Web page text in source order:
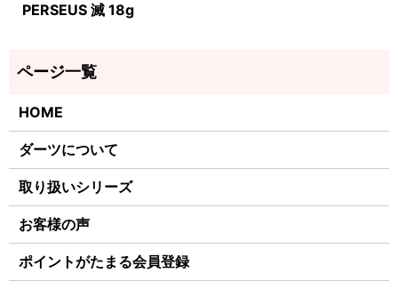
PERSEUS 滅 18g
HOME
ダーツについて
取り扱いシリーズ
お客様の声
ポイントがたまる会員登録